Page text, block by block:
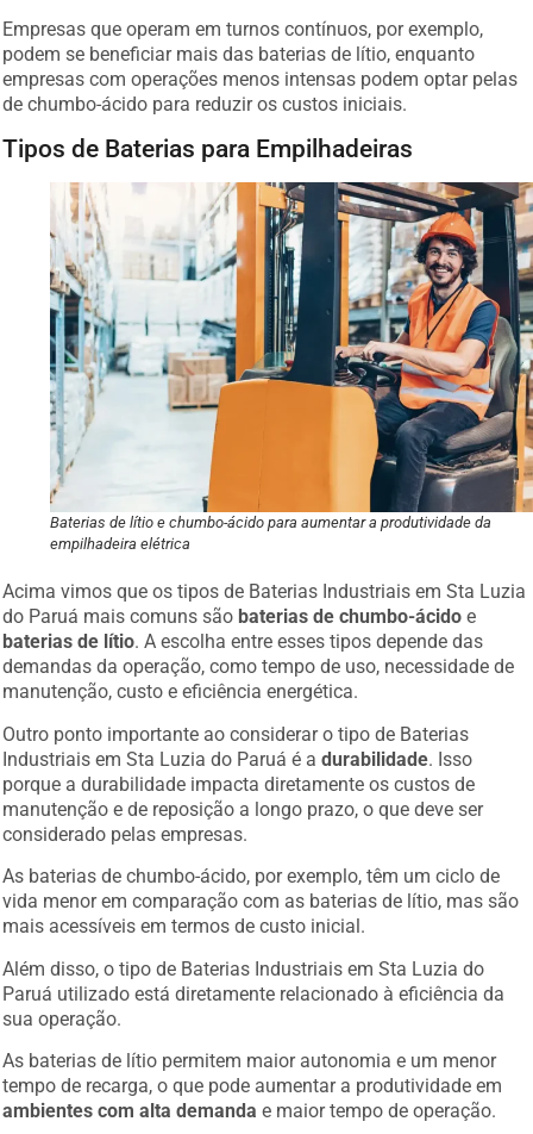
Empresas que operam em turnos contínuos, por exemplo,
podem se beneficiar mais das baterias de lítio, enquanto
empresas com operações menos intensas podem optar pelas
de chumbo-ácido para reduzir os custos iniciais.
Tipos de Baterias para Empilhadeiras
Baterias de lítio e chumbo-ácido para aumentar a produtividade da
empilhadeira elétrica
Acima vimos que os tipos de Baterias Industriais em Sta Luzia
do Paruá mais comuns são baterias de chumbo-ácido e
baterias de lítio . A escolha entre esses tipos depende das
demandas da operação, como tempo de uso, necessidade de
manutenção, custo e eficiência energética.
Outro ponto importante ao considerar o tipo de Baterias
Industriais em Sta Luzia do Paruá é adurabilidade . Isso
porque a durabilidade impacta diretamente os custos de
manutenção e de reposição a longo prazo, o que deve ser
considerado pelas empresas.
As baterias de chumbo-ácido, por exemplo, têm um ciclo de
vida menor em comparação com as baterias de lítio, mas são
mais acessíveis em termos de custo inicial.
Além disso, o tipo de Baterias Industriais em Sta Luzia do
Paruá utilizado está diretamente relacionado à eficiência da
sua operação.
As baterias de lítio permitem maior autonomia e um menor
tempo de recarga, o que pode aumentar a produtividade em
ambientes com alta demanda e maior tempo de operação.